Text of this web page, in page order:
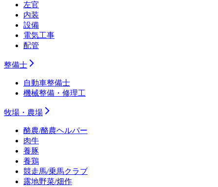
左官
内装
設備
電気工事
配管
整備士
自動車整備士
機械整備・修理工
牧場・農場
酪農/酪農ヘルパー
肉牛
養豚
養鶏
競走馬/乗馬クラブ
露地野菜/畑作